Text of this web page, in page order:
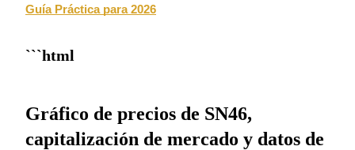
Obtenga ganancias a largo plazo e intereses flexibles
Guía Práctica para 2026
```html
Gráfico de precios de SN46,
capitalización de mercado y datos de